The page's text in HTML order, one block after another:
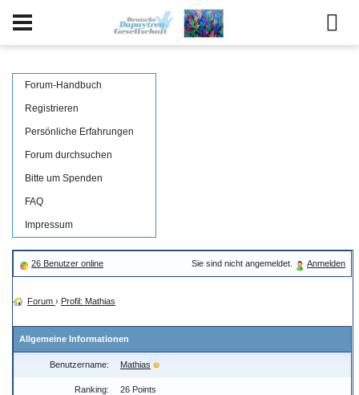
Forum-Handbuch
Registrieren
Persönliche Erfahrungen
Forum durchsuchen
Bitte um Spenden
FAQ
Impressum
26 Benutzer online Sie sind nicht angemeldet. Anmelden
Forum › Profil: Mathias
Allgemeine Informationen
Benutzername: Mathias
Ranking: 26 Points